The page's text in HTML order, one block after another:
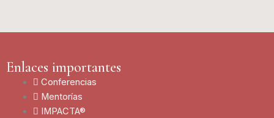
Enlaces importantes
Conferencias
Mentorías
IMPACTA®